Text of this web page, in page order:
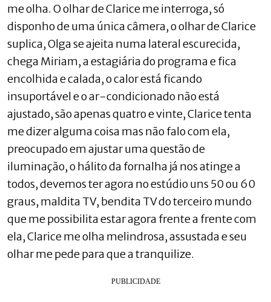
me olha. O olhar de Clarice me interroga, só
disponho de uma única câmera, o olhar de Clarice
suplica, Olga se ajeita numa lateral escurecida,
chega Miriam, a estagiária do programa e fica
encolhida e calada, o calor está ficando
insuportável e o ar-condicionado não está
ajustado, são apenas quatro e vinte, Clarice tenta
me dizer alguma coisa mas não falo com ela,
preocupado em ajustar uma questão de
iluminação, o hálito da fornalha já nos atinge a
todos, devemos ter agora no estúdio uns 50 ou 60
graus, maldita TV, bendita TV do terceiro mundo
que me possibilita estar agora frente a frente com
ela, Clarice me olha melindrosa, assustada e seu
olhar me pede para que a tranquilize.